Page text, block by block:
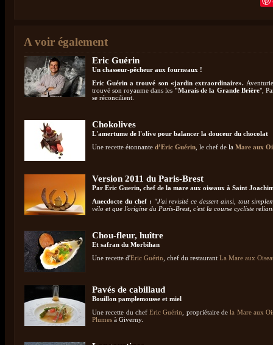
A voir également
Eric Guérin
Un chasseur-pêcheur aux fourneaux !
Eric Guérin a trouvé son «jardin extraordinaire».
trouvé son royaume dans les "Marais de la Grande Brière",
se réconcilient.
Chokolives
L'amertume de l'olive pour balancer la douceur du chocolat
Une recette étonnante d’Eric Guérin , le chef de la Mare aux
Version 2011 du Paris-Brest
Par Eric Guerin, chef de la mare aux oiseaux à Saint
Anecdocte du chef : "J'ai revisité ce dessert ainsi, tout
vélo et que l'origine du Paris-Brest, c'est la course cycliste
Chou-fleur, huître
Et safran du Morbihan
Une recette d'Eric Guérin , chef du restaurant La Mare aux
Pavés de cabillaud
Bouillon pamplemousse et miel
Une recette du chefEric Guérin , propriétaire dela Mare aux
Plumes à Giverny.